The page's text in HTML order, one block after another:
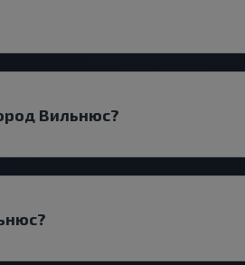
Вильнюс?